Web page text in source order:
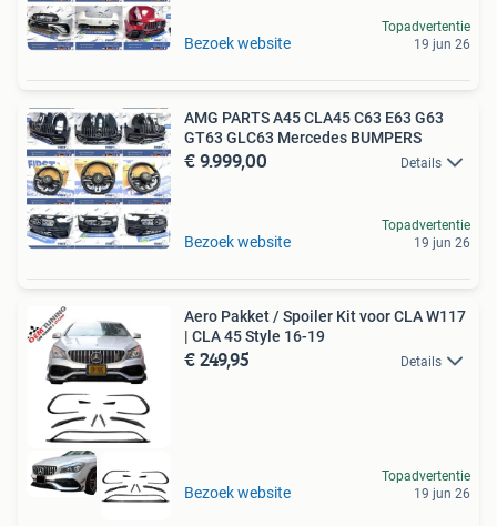
Bezoek website
Topadvertentie
19 jun 26
AMG PARTS A45 CLA45 C63 E63 G63
GT63 GLC63 Mercedes BUMPERS
€ 9.999,00 Details
Bezoek website
Topadvertentie
19 jun 26
Aero Pakket / Spoiler Kit voor CLA W117
| CLA 45 Style 16-19
€ 249,95 Details
Bezoek website
Topadvertentie
19 jun 26